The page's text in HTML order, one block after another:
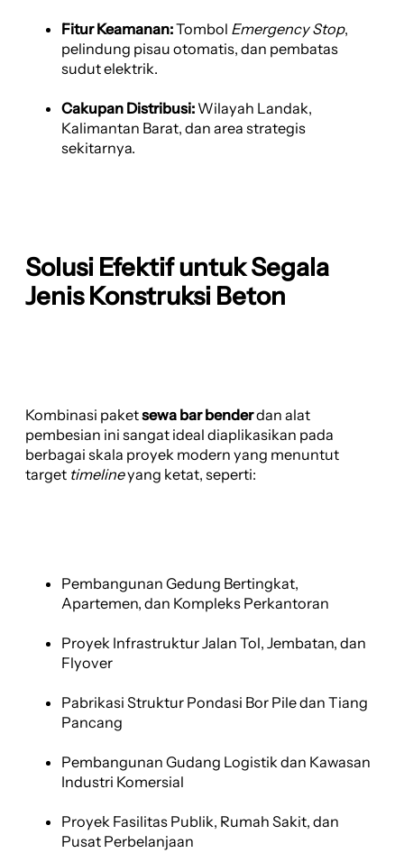
Fitur Keamanan:Tombol Emergency Stop,
pelindung pisau otomatis, dan pembatas
sudut elektrik.
Cakupan Distribusi: Wilayah Landak,
Kalimantan Barat, dan area strategis
sekitarnya.
Solusi Efektif untuk Segala
Jenis Konstruksi Beton
Kombinasi paketsewa bar benderdan alat
pembesian ini sangat ideal diaplikasikan pada
berbagai skala proyek modern yang menuntut
target timelineyang ketat, seperti:
Pembangunan Gedung Bertingkat,
Apartemen, dan Kompleks Perkantoran
Proyek Infrastruktur Jalan Tol, Jembatan, dan
Flyover
Pabrikasi Struktur Pondasi Bor Pile dan Tiang
Pancang
Pembangunan Gudang Logistik dan Kawasan
Industri Komersial
Proyek Fasilitas Publik, Rumah Sakit, dan
Pusat Perbelanjaan